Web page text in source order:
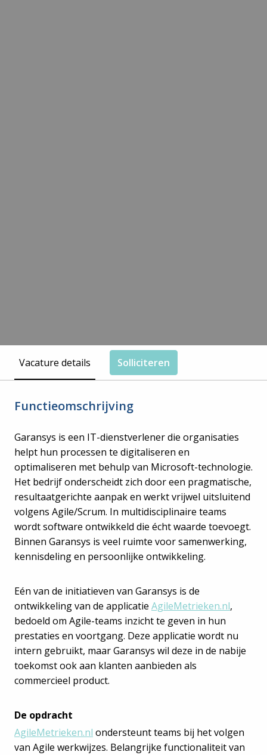
Vacature details Solliciteren
Functieomschrijving
Garansys is een IT-dienstverlener die organisaties
helpt hun processen te digitaliseren en
optimaliseren met behulp van Microsoft-technologie.
Het bedrijf onderscheidt zich door een pragmatische,
resultaatgerichte aanpak en werkt vrijwel uitsluitend
volgens Agile/Scrum. In multidisciplinaire teams
wordt software ontwikkeld die écht waarde toevoegt.
Binnen Garansys is veel ruimte voor samenwerking,
kennisdeling en persoonlijke ontwikkeling.
Eén van de initiatieven van Garansys is de
ontwikkeling van de applicatie AgileMetrieken.nl,
bedoeld om Agile-teams inzicht te geven in hun
prestaties en voortgang. Deze applicatie wordt nu
intern gebruikt, maar Garansys wil deze in de nabije
toekomst ook aan klanten aanbieden als
commercieel product.
De opdracht
AgileMetrieken.nl ondersteunt teams bij het volgen
van Agile werkwijzes. Belangrijke functionaliteit van